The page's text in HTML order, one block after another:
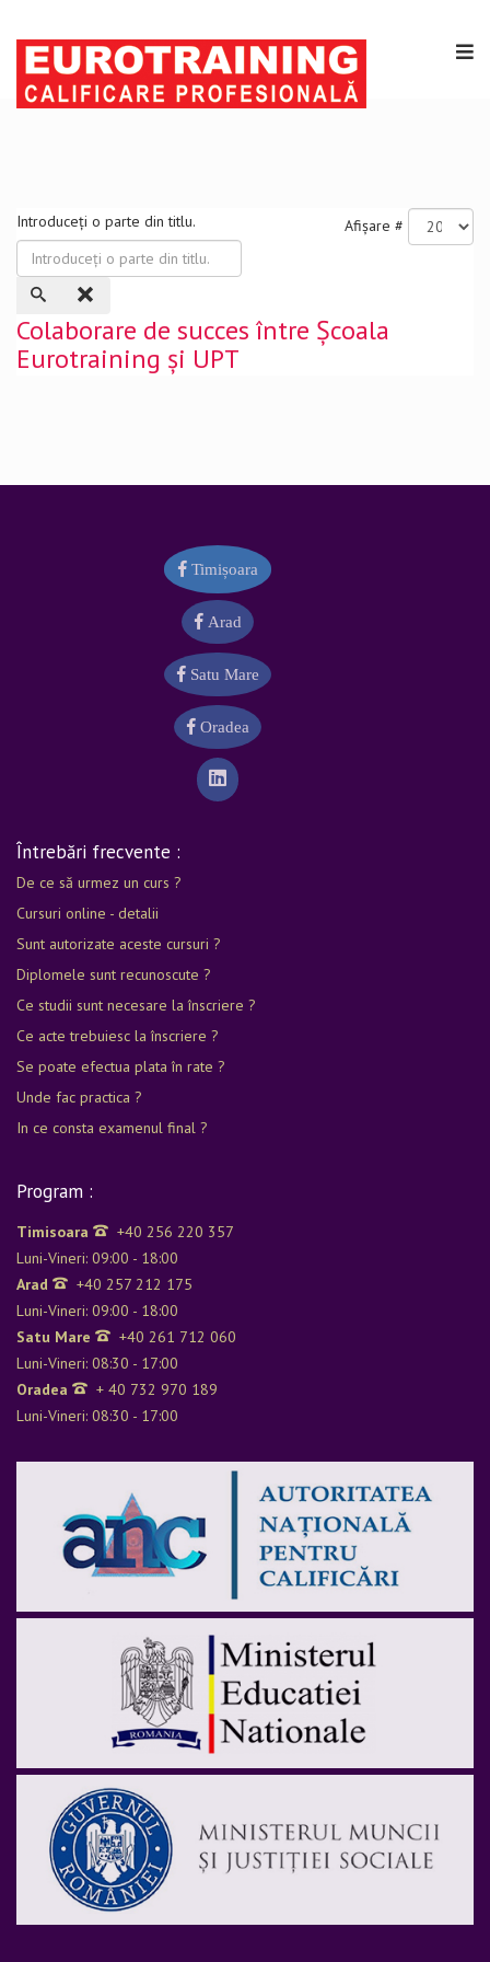
Introduceți o parte din titlu. Afișare #
Colaborare de succes între Școala
Eurotraining și UPT
Timișoara
Arad
Satu Mare
Oradea
Întrebări frecvente :
De ce să urmez un curs ?
Cursuri online - detalii
Sunt autorizate aceste cursuri ?
Diplomele sunt recunoscute ?
Ce studii sunt necesare la înscriere ?
Ce acte trebuiesc la înscriere ?
Se poate efectua plata în rate ?
Unde fac practica ?
In ce consta examenul final ?
Program :
Timisoara
+40 256 220 357
Luni-Vineri: 09:00 - 18:00
Arad
+40 257 212 175
Luni-Vineri: 09:00 - 18:00
Satu Mare
+40 261 712 060
Luni-Vineri: 08:30 - 17:00
Oradea
+ 40 732 970 189
Luni-Vineri: 08:30 - 17:00